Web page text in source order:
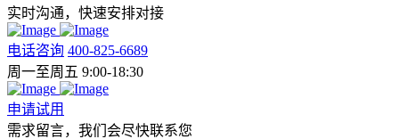
实时沟通，快速安排对接
电话咨询 400-825-6689
周一至周五 9:00-18:30
申请试用
需求留言，我们会尽快联系您